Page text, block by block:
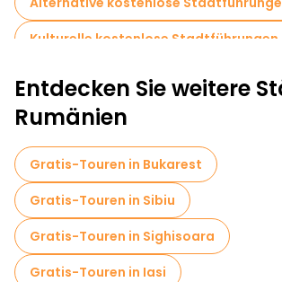
Kulturelle kostenlose Stadtführungen
Kostenlose Rundgänge für Familien in
Selbstgeführte Touren in Brasov
Kostenlose Altstadtbesichtigung in
Kostenlose Tagesausflüge in Brasov
Kostenlose Nachtwanderungen in
Kostenlose Führungen in der Nähe The
Entdecken Sie weitere
Rumänien
Gratis-Touren in Bukarest
Gratis-Touren in Sibiu
Gratis-Touren in Sighisoara
Gratis-Touren in Iasi